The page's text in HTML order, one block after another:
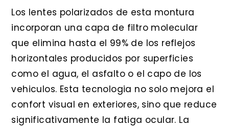
Los lentes polarizados de esta montura
incorporan una capa de filtro molecular
que elimina hasta el 99% de los reflejos
horizontales producidos por superficies
como el agua, el asfalto o el capo de los
vehiculos. Esta tecnologia no solo mejora el
confort visual en exteriores, sino que reduce
significativamente la fatiga ocular. La